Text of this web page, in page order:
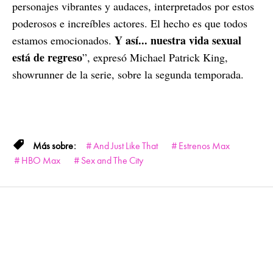
personajes vibrantes y audaces, interpretados por estos
poderosos e increíbles actores. El hecho es que todos
estamos emocionados. Y así... nuestra vida sexual
está de regreso”, expresó Michael Patrick King,
showrunner de la serie, sobre la segunda temporada.
And Just Like That
Estrenos Max
HBO Max
Sex and The City